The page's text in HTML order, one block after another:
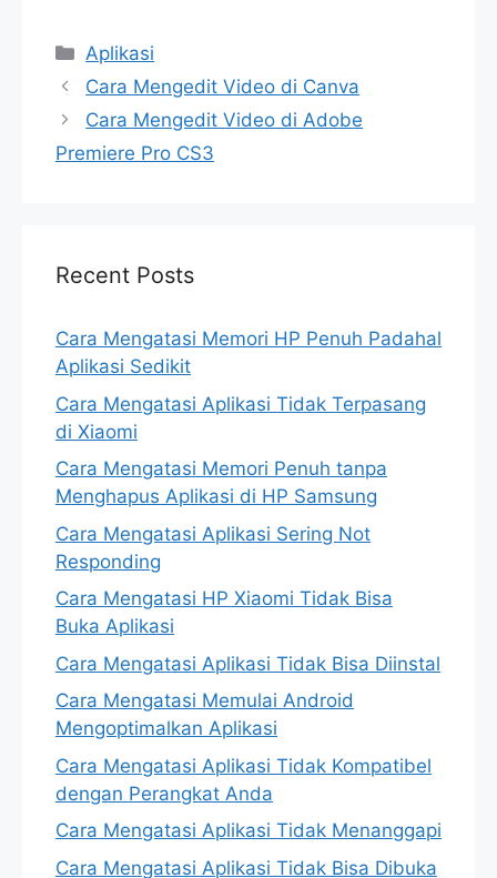
Categories
Aplikasi
Cara Mengedit Video di Canva
Cara Mengedit Video di Adobe
Premiere Pro CS3
Recent Posts
Cara Mengatasi Memori HP Penuh Padahal
Aplikasi Sedikit
Cara Mengatasi Aplikasi Tidak Terpasang
di Xiaomi
Cara Mengatasi Memori Penuh tanpa
Menghapus Aplikasi di HP Samsung
Cara Mengatasi Aplikasi Sering Not
Responding
Cara Mengatasi HP Xiaomi Tidak Bisa
Buka Aplikasi
Cara Mengatasi Aplikasi Tidak Bisa Diinstal
Cara Mengatasi Memulai Android
Mengoptimalkan Aplikasi
Cara Mengatasi Aplikasi Tidak Kompatibel
dengan Perangkat Anda
Cara Mengatasi Aplikasi Tidak Menanggapi
Cara Mengatasi Aplikasi Tidak Bisa Dibuka